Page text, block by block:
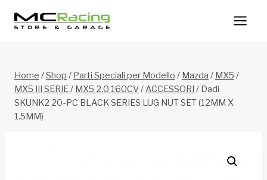
Home /Shop / Parti Speciali per Modello / Mazda / MX5 /
MX5 III SERIE/ MX5 2.0 160CV/ACCESSORI / Dadi
SKUNK2 20-PC BLACK SERIES LUG NUT SET (12MM X
1.5MM)